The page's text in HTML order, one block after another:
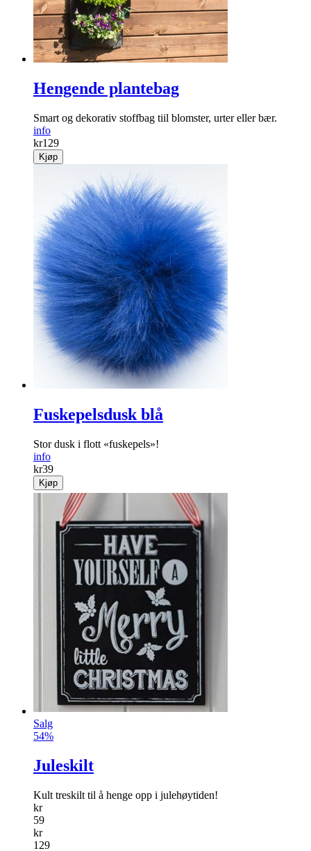
Hengende plantebag
Smart og dekorativ stoffbag tiil blomster, urter eller bær.
info
kr129
Kjøp
Fuskepelsdusk blå
Stor dusk i flott «fuskepels»!
info
kr39
Kjøp
Salg
54%
Juleskilt
Kult treskilt til å henge opp i julehøytiden!
kr
59
kr
129